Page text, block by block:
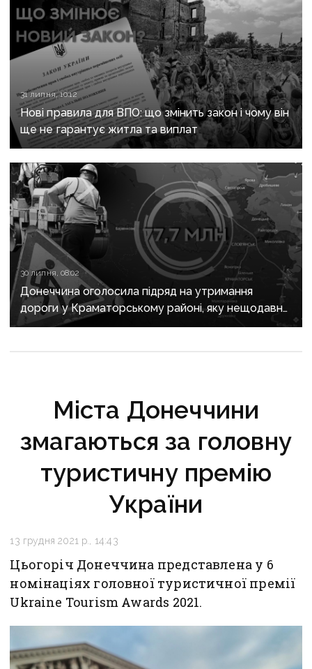
31 липня, 10:12
Нові правила для ВПО: що змінить закон і чому він
ще не гарантує житла та виплат
30 липня, 08:02
Донеччина оголосила підряд на утримання
дороги у Краматорському районі, яку нещодавно
вже ремонтували
Міста Донеччини
змагаються за головну
туристичну премію
України
13 грудня 2021 р., 14:43
Цьогоріч Донеччина представлена у 6
номінаціях головної туристичної премії
Ukraine Tourism Awards 2021.